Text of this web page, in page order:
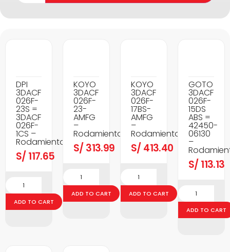
DPI
3DACF
026F-
23S =
3DACF
026F-
1CS –
Rodamientos
S/ 117.65
ADD TO CART
KOYO
3DACF
026F-
23-
AMFG
–
Rodamientos
S/ 313.99
ADD TO CART
KOYO
3DACF
026F-
17BS-
AMFG
–
Rodamientos
S/ 413.40
ADD TO CART
GOTO
3DACF
026F-
15DS
ABS =
42450-
06130
–
S/ 113.13
ADD TO CART